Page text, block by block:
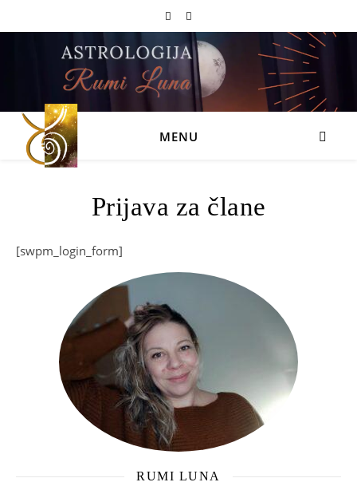
MENU
Prijava za člane
[swpm_login_form]
RUMI LUNA